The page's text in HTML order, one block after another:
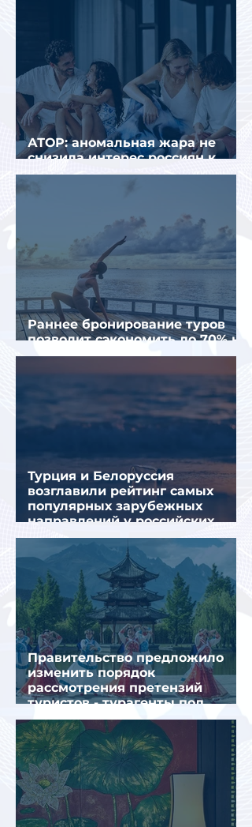
АТОР: аномальная жара не
снизила интерес россиян к
летнему отдыху в Европе
Раннее бронирование туров
позволит сэкономить до 70% на
летнем отдыхе — АТОР
Турция и Белоруссия
возглавили рейтинг самых
популярных зарубежных
направлений у российских
туристов летом
Правительство предложило
изменить порядок
рассмотрения претензий
туристов - турагенты под
ударом!